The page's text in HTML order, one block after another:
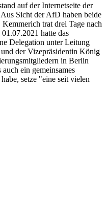
auf der Internetseite der
Sicht der AfD haben beide
trat drei Tage nach
hatte das
Delegation unter Leitung
und der Vizepräsidentin König
in Berlin
ein gemeinsames
setze "eine seit vielen